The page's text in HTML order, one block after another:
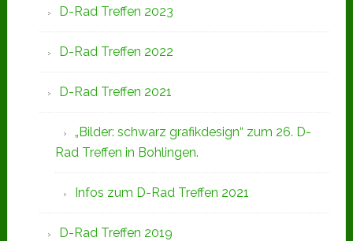
D-Rad Treffen 2023
D-Rad Treffen 2022
D-Rad Treffen 2021
„Bilder: schwarz grafikdesign“ zum 26. D-
Rad Treffen in Bohlingen.
Infos zum D-Rad Treffen 2021
D-Rad Treffen 2019